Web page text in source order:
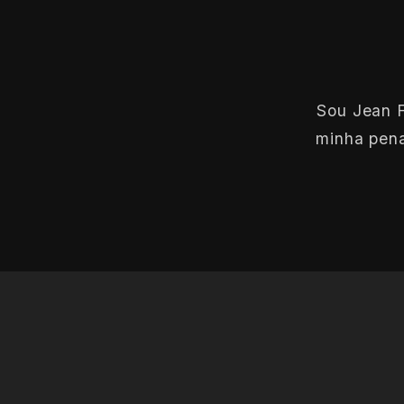
Sou Jean
minha